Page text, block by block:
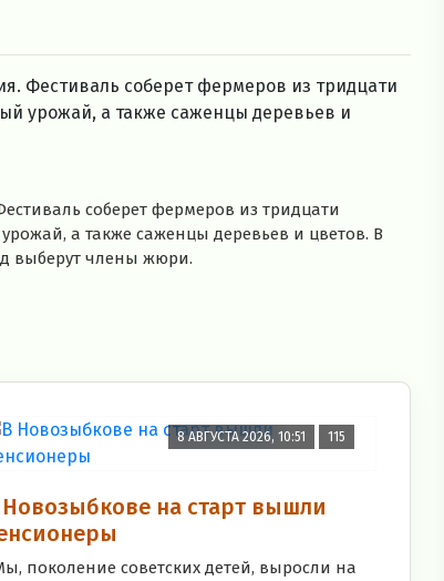
Фестиваль соберет фермеров из тридцати
урожай, а также саженцы деревьев и
соберет фермеров из тридцати
а также саженцы деревьев и цветов. В
выберут члены жюри.
8 АВГУСТА 2026, 10:51 115
на старт вышли
поколение советских детей, выросли на